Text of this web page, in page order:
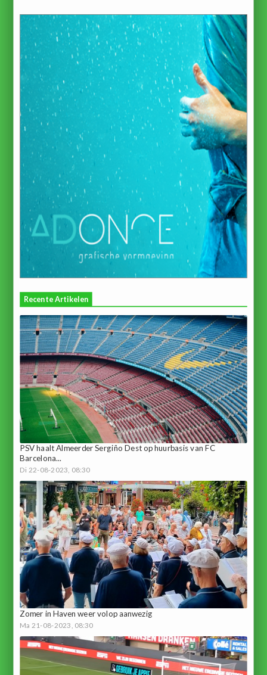
Recente Artikelen
PSV haalt Almeerder Sergiño Dest op huurbasis van FC
Barcelona...
Di 22-08-2023, 08:30
Zomer in Haven weer volop aanwezig
Ma 21-08-2023, 08:30